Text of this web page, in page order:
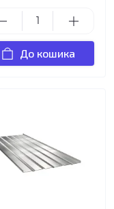
До кошика